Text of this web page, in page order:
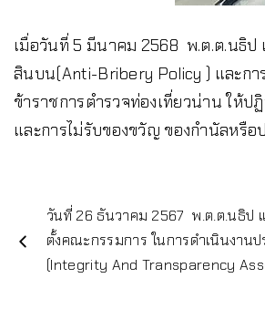
เมื่อวันที่ 5 มีนาคม 2568 พ.ต.ต.นธิป
สินบน(Anti-Bribery Policy ) และกา
ข้าราชการตำรวจท่องเที่ยวน่าน ให้
และการไม่รับของขวัญ ของกำนัลหรื
วันที่ 26 ธันวาคม 2567 พ.ต.ต.นธิป
ตั้งคณะกรรมการ ในการดำเนินงาน
(Integrity And Transparency